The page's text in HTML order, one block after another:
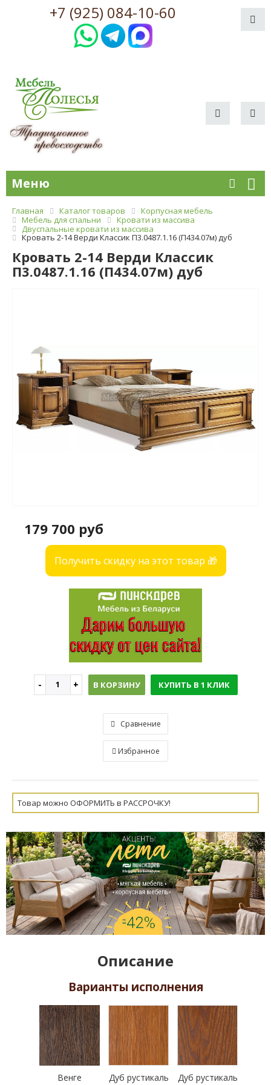
+7 (925) 084-10-60
Меню
Главная Каталог товаров
Корпусная мебель
Мебель для спальни
Кровати из массива
Двуспальные кровати из массива
Кровать 2-14 Верди Классик П3.0487.1.16 (П434.07м) дуб
Кровать 2-14 Верди Классик
П3.0487.1.16 (П434.07м) дуб
179 700 руб
Получить скидку на этот товар 🎁
В КОРЗИНУ КУПИТЬ В 1 КЛИК
Сравнение
Избранное
Товар можно ОФОРМИТЬ в РАССРОЧКУ!
Описание
Варианты исполнения
Венге Дуб рустикаль
Дуб рустикаль